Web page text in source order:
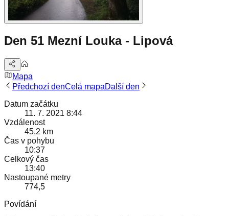
Den 51 Mezní Louka - Lipová
Mapa
Předchozí denCelá mapaDalší den
Datum začátku
11. 7. 2021 8:44
Vzdálenost
45,2 km
Čas v pohybu
10:37
Celkový čas
13:40
Nastoupané metry
774,5
Povídání